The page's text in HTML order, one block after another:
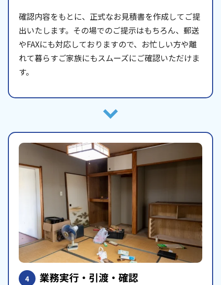
確認内容をもとに、正式なお見積書を作成してご提
出いたします。その場でのご提示はもちろん、郵送
やFAXにも対応しておりますので、お忙しい方や離
れて暮らすご家族にもスムーズにご確認いただけま
す。
4 業務実行・引渡・確認